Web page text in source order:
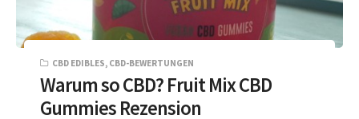
CBD EDIBLES, CBD-BEWERTUNGEN
Warum so CBD? Fruit Mix CBD
Gummies Rezension